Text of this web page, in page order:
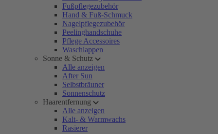
Fußpflegezubehör
Hand & Fuß-Schmuck
Nagelpflegezubehör
Peelinghandschuhe
Pflege Accessoires
Waschlappen
Sonne & Schutz
Alle anzeigen
After Sun
Selbstbräuner
Sonnenschutz
Haarentfernung
Alle anzeigen
Kalt- & Warmwachs
Rasierer